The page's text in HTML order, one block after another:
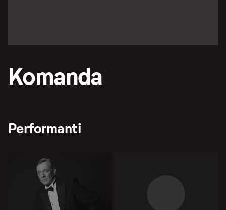
Komanda
Performanti